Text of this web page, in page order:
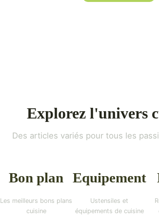
Explorez l'univers
Des articles variés pour tous les
Bon plan
Les meilleurs bons plans
cuisine
Equipement
Ustensiles et
équipements de cuisine